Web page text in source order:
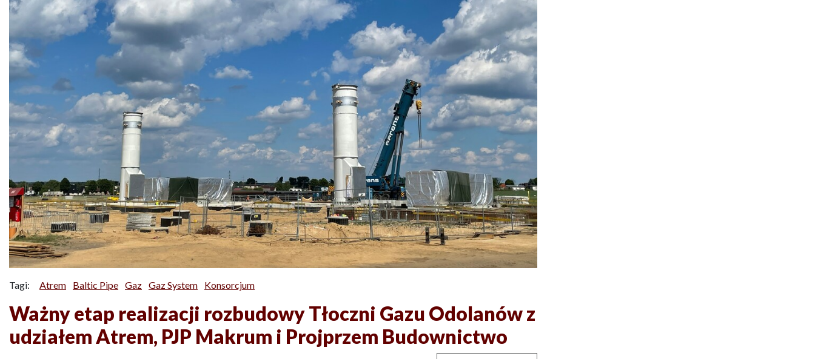
Tagi: Atrem Baltic Pipe Gaz Gaz System Konsorcjum
Ważny etap realizacji rozbudowy Tłoczni Gazu Odolanów z
udziałem Atrem, PJP Makrum i Projprzem Budownictwo